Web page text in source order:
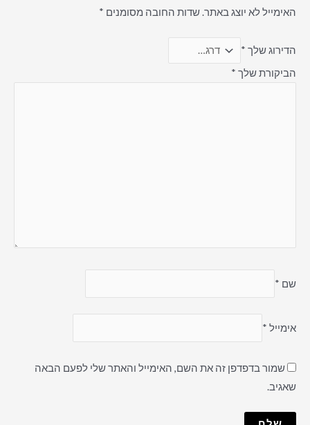
האימייל לא יוצג באתר.שדות החובה מסומנים *
הדירוג שלך *
הביקורת שלך *
שם *
אימייל *
שמור בדפדפן זה את השם, האימייל והאתר שלי לפעם הבאה
שאגיב.